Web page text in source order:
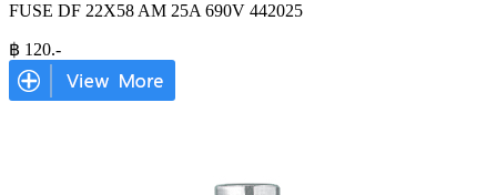
FUSE DF 22X58 AM 25A 690V 442025
฿ 120.-